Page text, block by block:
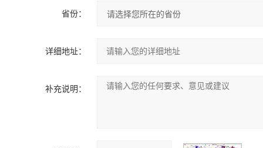
省份：
详细地址：
补充说明：